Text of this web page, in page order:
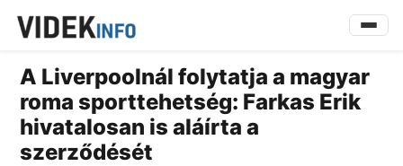
A Liverpoolnál folytatja a magyar
roma sporttehetség: Farkas Erik
hivatalosan is aláírta a
szerződését